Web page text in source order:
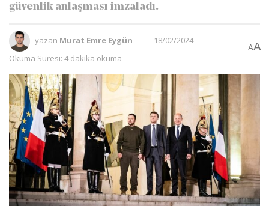
güvenlik anlaşması imzaladı.
yazan Murat Emre Eygün
18/02/2024
Okuma Süresi: 4 dakika okuma
AA